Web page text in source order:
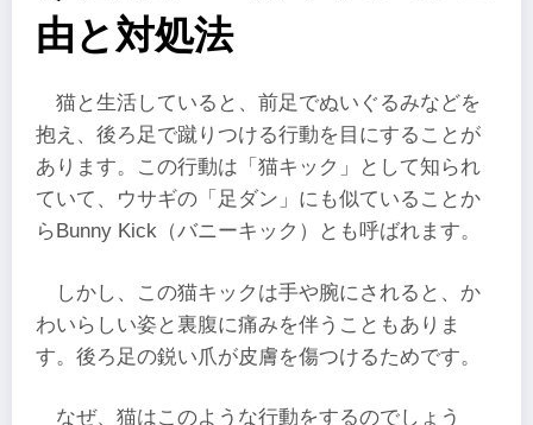
由と対処法
猫と生活していると、前足でぬいぐるみなどを
抱え、後ろ足で蹴りつける行動を目にすることが
あります。この行動は「猫キック」として知られ
ていて、ウサギの「足ダン」にも似ていることか
らBunny Kick（バニーキック）とも呼ばれます。
しかし、この猫キックは手や腕にされると、か
わいらしい姿と裏腹に痛みを伴うこともありま
す。後ろ足の鋭い爪が皮膚を傷つけるためです。
なぜ、猫はこのような行動をするのでしょう